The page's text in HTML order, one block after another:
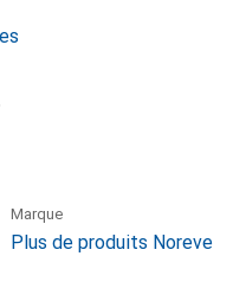
Marque
Plus de produits Noreve